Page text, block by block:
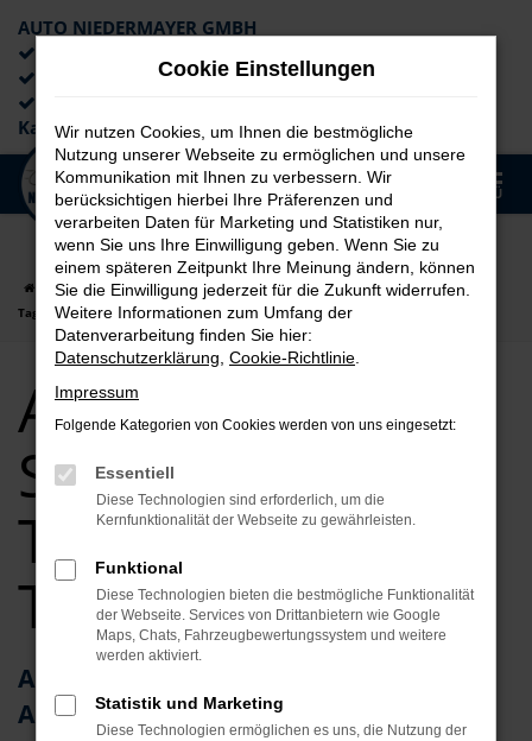
Zum
Hauptinhalt
springen
AUTO NIEDERMAYER GMBH
Lieferung an die Haustür
Kaufabwicklung
MENÜ
Startseite Straubing Audi Audi A4
Audi A4 für Straubing
Tageszulassung Top Angebote
Audi A4 für
Straubing
Tageszulassung
Top Angebote
Audi A4 Tageszulassung – die clevere
Alternative für Straubing
Cookie Einstellungen
Wir nutzen Cookies, um Ihnen die bestmögliche
Nutzung unserer Webseite zu ermöglichen und unsere
Kommunikation mit Ihnen zu verbessern. Wir
berücksichtigen hierbei Ihre Präferenzen und
verarbeiten Daten für Marketing und Statistiken nur,
wenn Sie uns Ihre Einwilligung geben. Wenn Sie zu
einem späteren Zeitpunkt Ihre Meinung ändern, können
Sie die Einwilligung jederzeit für die Zukunft widerrufen.
Weitere Informationen zum Umfang der
Datenverarbeitung finden Sie hier:
Datenschutzerklärung Cookie-Richtlinie
Impressum
Folgende Kategorien von Cookies werden von uns eingesetzt:
Essentiell
Diese Technologien sind erforderlich, um die
Kernfunktionalität der Webseite zu gewährleisten.
Funktional
Diese Technologien bieten die bestmögliche Funktionalität
der Webseite. Services von Drittanbietern wie Google
Maps, Chats, Fahrzeugbewertungssystem und weitere
werden aktiviert.
Statistik und Marketing
Diese Technologien ermöglichen es uns, die Nutzung der